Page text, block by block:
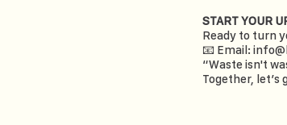
START YOUR
Ready to turn
📧 Email:
“Waste isn't
Together,